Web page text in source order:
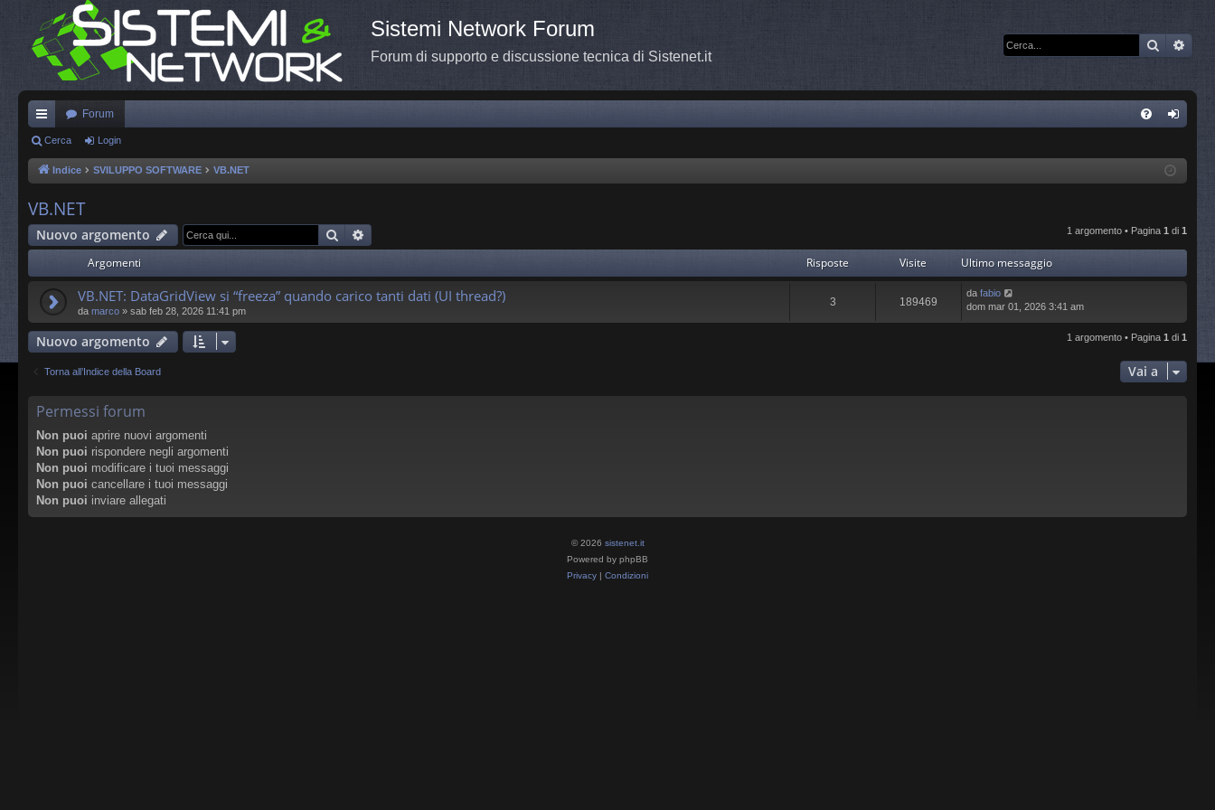
Sistemi Network Forum
Forum di supporto e discussione tecnica di Sistenet.it
Cerca
oll
eg
m
en
ti
ap
Forum
in
Cerca Login
Indice SVILUPPO SOFTWARE VB.NET
VB.NET
Nuovo argomento Cerca 1 argomento • Pagina 1 di 1
Argomenti Risposte Visite Ultimo messaggio
VB.NET: DataGridView si “freeza” quando carico tanti dati (UI thread?)
da marco » sab feb 28, 2026 11:41 pm
3 189469
da fabio
dom mar 01, 2026 3:41 am
Nuovo argomento 1 argomento • Pagina 1 di 1
Torna all’Indice della Board Vai a
Permessi forum
Non puoi aprire nuovi argomenti
Non puoi rispondere negli argomenti
Non puoi modificare i tuoi messaggi
Non puoi cancellare i tuoi messaggi
Non puoi inviare allegati
© 2026 sistenet.it
Powered by phpBB
Privacy | Condizioni